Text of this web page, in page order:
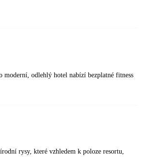
moderní, odlehlý hotel nabízí bezplatné fitness
rysy, které vzhledem k poloze resortu,